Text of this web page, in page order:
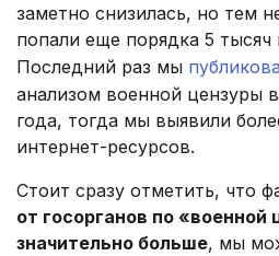
заметно снизилась, но тем
попали еще порядка 5 тысяч
Последний раз мы
анализом военной цензуры
года, тогда мы выявили
интернет-ресурсов.
Стоит сразу отметить, что
от госорганов по «военной
значительно больше, мы